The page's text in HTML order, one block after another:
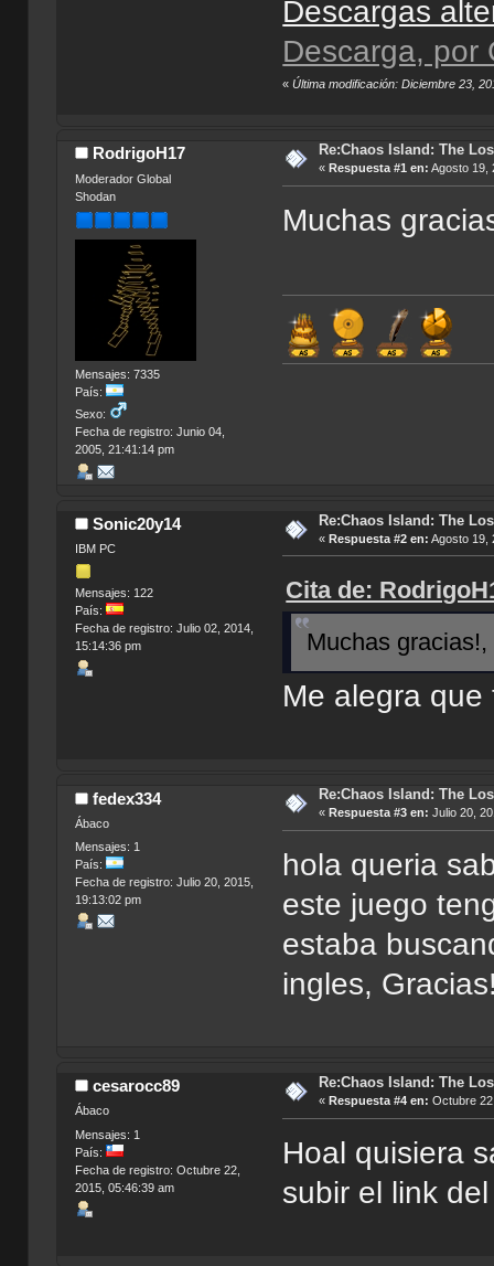
Descargas
Descarga, por
«Última modificación: Diciembre 23,
RodrigoH17
Moderador Global
Shodan
Mensajes: 7335
País:
Sexo:
Fecha de registro: Junio 04,
2005, 21:41:14 pm
Re:Chaos Island: The
« Respuesta #1 en: Agosto 19,
Muchas
Sonic20y14
IBM PC
Mensajes: 122
País:
Fecha de registro: Julio 02, 2014,
15:14:36 pm
Re:Chaos Island: The
« Respuesta #2 en: Agosto 19,
Cita de:
Muchas
Me alegra
fedex334
Ábaco
Mensajes: 1
País:
Fecha de registro: Julio 20, 2015,
19:13:02 pm
Re:Chaos Island: The
« Respuesta #3 en: Julio 20,
hola queria
este juego
estaba
ingles,
cesarocc89
Ábaco
Mensajes: 1
País:
Fecha de registro: Octubre 22,
2015, 05:46:39 am
Re:Chaos Island: The
« Respuesta #4 en: Octubre
Hoal quisiera
subir el link